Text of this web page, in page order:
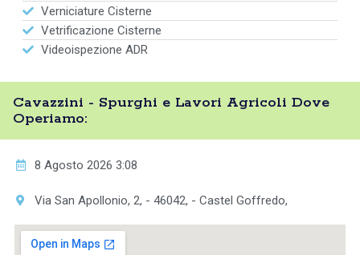
Verniciature Cisterne
Vetrificazione Cisterne
Videoispezione ADR
Cavazzini - Spurghi e Lavori Agricoli Dove
Operiamo:
8 Agosto 2026 3:08
Via San Apollonio, 2, - 46042, - Castel Goffredo,